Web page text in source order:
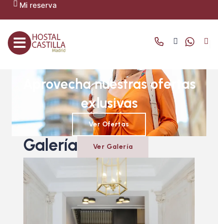
Mi reserva
Aprovecha nuestras ofertas
exlusivas
Ver Ofertas
Galería Ver Galería